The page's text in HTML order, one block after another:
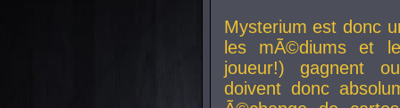
Mysterium est donc
les mÃ©diums et
joueur!) gagnent
doivent donc